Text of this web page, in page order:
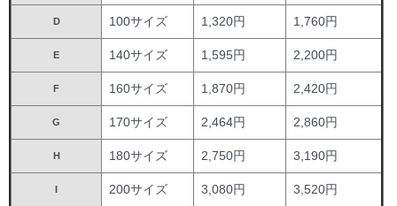
D 100サイズ 1,320円 1,760円
E 140サイズ 1,595円 2,200円
F 160サイズ 1,870円 2,420円
G 170サイズ 2,464円 2,860円
H 180サイズ 2,750円 3,190円
I 200サイズ 3,080円 3,520円